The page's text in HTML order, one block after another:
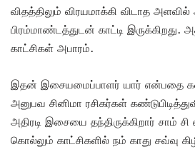
விதத்திலும் விரயமாக்கி விடாத
பிரம்மாண்டத்துடன் காட்டி இருக்கிறது.
காட்சிகள் அபாரம்.
இதன் இசையமைப்பாளர் யார் என்பதை
அனுபவ சினிமா ரசிகர்கள்
அதிரடி இசையை தந்திருக்கிறார் சாம்
கொல்லும் காட்சிகளில் நம் காது சவ்வு